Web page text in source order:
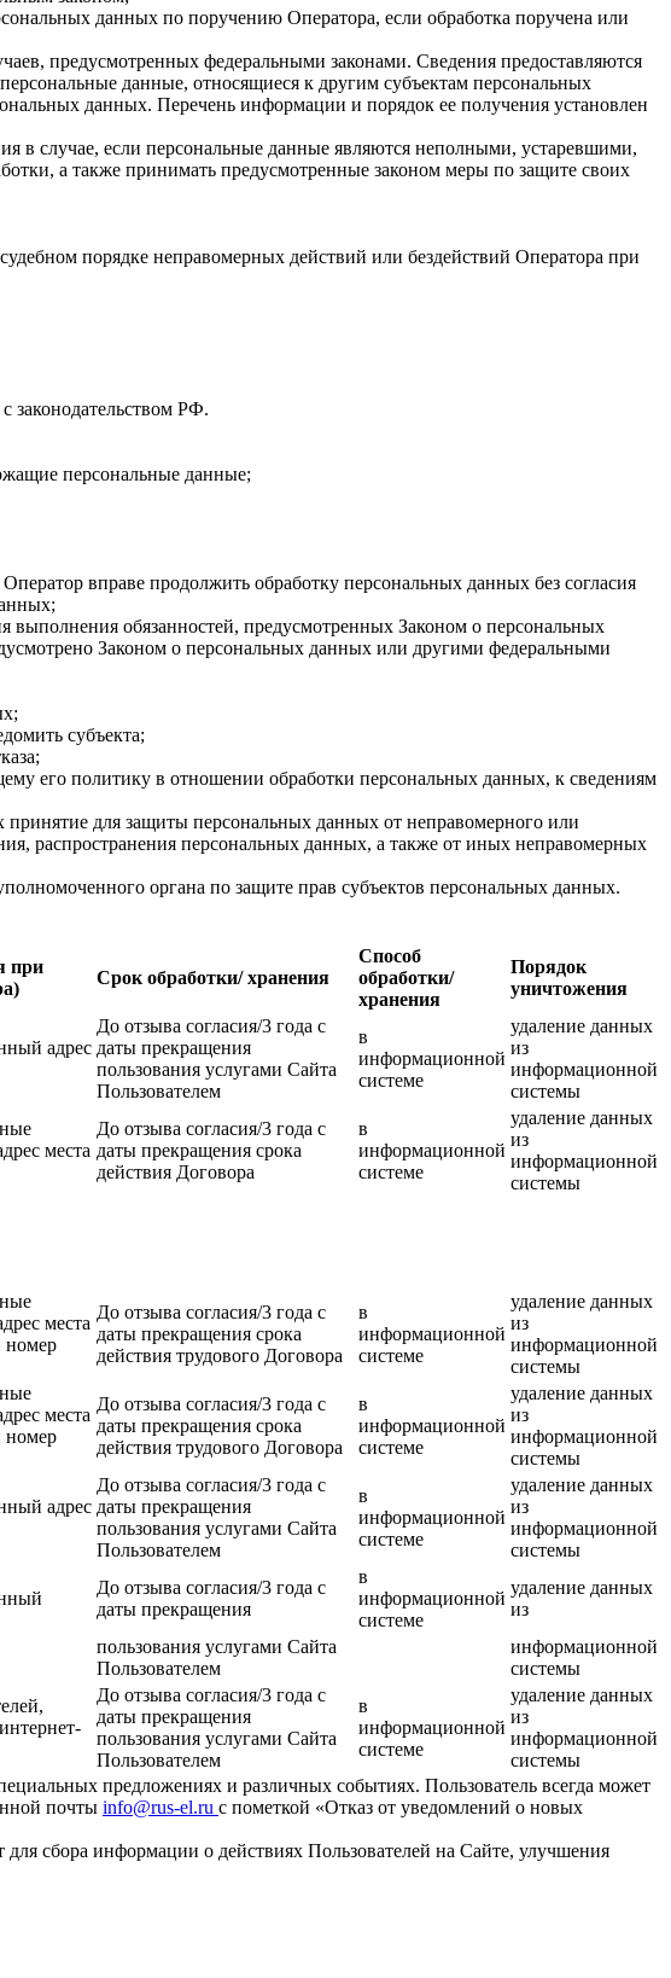
данных по поручению Оператора, если обработка поручена или
предусмотренных федеральными законами. Сведения предоставляются
данные, относящиеся к другим субъектам персональных
данных. Перечень информации и порядок ее получения установлен
в случае, если персональные данные являются неполными, устаревшими,
а также принимать предусмотренные законом меры по защите своих
порядке неправомерных действий или бездействий Оператора при
законодательством РФ.
персональные данные;
вправе продолжить обработку персональных данных без согласия
выполнения обязанностей, предусмотренных Законом о персональных
Законом о персональных данных или другими федеральными
субъекта;
его политику в отношении обработки персональных данных, к сведениям
для защиты персональных данных от неправомерного или
распространения персональных данных, а также от иных неправомерных
органа по защите прав субъектов персональных данных.
при
Срок обработки/ хранения
Способ
обработки/
хранения
Порядок
уничтожения
адрес
До отзыва согласия/3 года с
даты прекращения
пользования услугами Сайта
Пользователем
в
информационной
системе
удаление данных
из
информационной
системы
места
До отзыва согласия/3 года с
даты прекращения срока
действия Договора
в
информационной
системе
удаление данных
из
информационной
системы
места
номер
До отзыва согласия/3 года с
даты прекращения срока
действия трудового Договора
в
информационной
системе
удаление данных
из
информационной
системы
места
номер
До отзыва согласия/3 года с
даты прекращения срока
действия трудового Договора
в
информационной
системе
удаление данных
из
информационной
системы
адрес
До отзыва согласия/3 года с
даты прекращения
пользования услугами Сайта
Пользователем
в
информационной
системе
удаление данных
из
информационной
системы
До отзыва согласия/3 года с
даты прекращения
в
информационной
системе
удаление данных
из
пользования услугами Сайта
Пользователем
информационной
системы
До отзыва согласия/3 года с
даты прекращения
пользования услугами Сайта
Пользователем
в
информационной
системе
удаление данных
из
информационной
системы
предложениях и различных событиях. Пользователь всегда может
почты info@rus-el.ru с пометкой «Отказ от уведомлений о новых
сбора информации о действиях Пользователей на Сайте, улучшения